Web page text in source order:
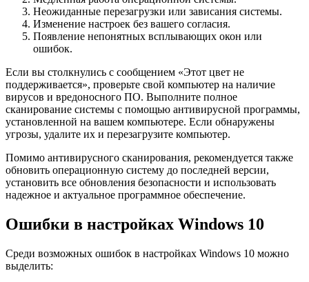
Неожиданные перезагрузки или зависания системы.
Изменение настроек без вашего согласия.
Появление непонятных всплывающих окон или
ошибок.
Если вы столкнулись с сообщением «Этот цвет не
поддерживается», проверьте свой компьютер на наличие
вирусов и вредоносного ПО. Выполните полное
сканирование системы с помощью антивирусной программы,
установленной на вашем компьютере. Если обнаружены
угрозы, удалите их и перезагрузите компьютер.
Помимо антивирусного сканирования, рекомендуется также
обновить операционную систему до последней версии,
установить все обновления безопасности и использовать
надежное и актуальное программное обеспечение.
Ошибки в настройках Windows 10
Среди возможных ошибок в настройках Windows 10 можно
выделить: